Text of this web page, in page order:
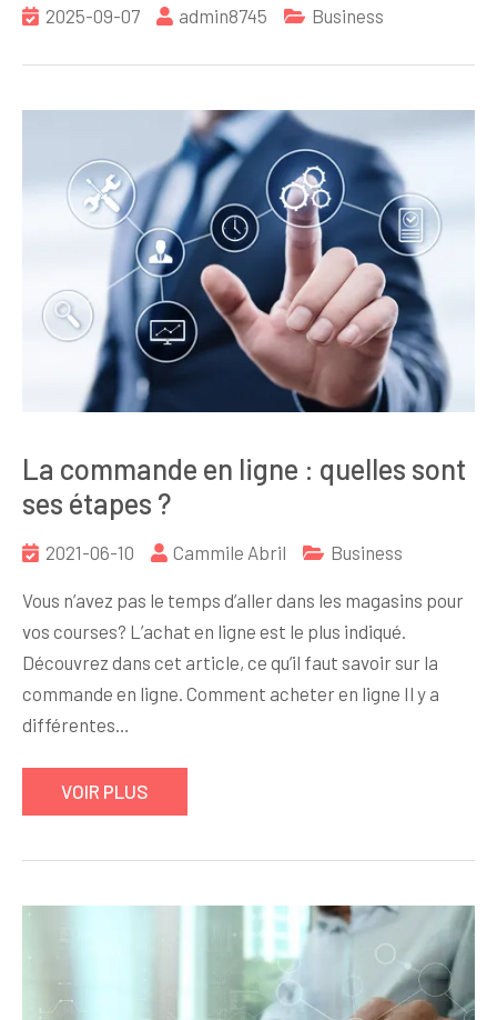
2025-09-07 admin8745 Business
La commande en ligne : quelles sont
ses étapes ?
2021-06-10 Cammile Abril Business
Vous n’avez pas le temps d’aller dans les magasins pour
vos courses? L’achat en ligne est le plus indiqué.
Découvrez dans cet article, ce qu’il faut savoir sur la
commande en ligne. Comment acheter en ligne Il y a
différentes…
VOIR PLUS